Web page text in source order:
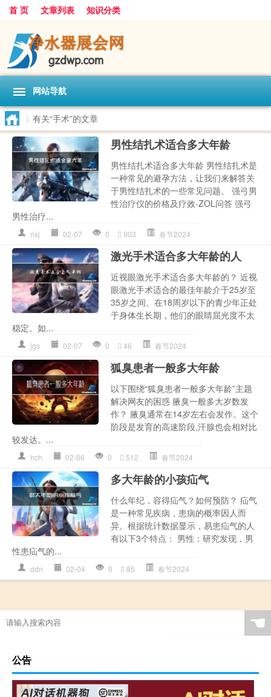
首 页 文章列表 知识分类
网站导航
> 有关“手术”的文章
男性结扎术适合多大年龄
男性结扎术适合多大年龄 男性结扎术是
一种常见的避孕方法，让我们来解答关
于男性结扎术的一些常见问题。 强弓男
性治疗仪的价格及疗效-ZOL问答 强弓
男性治疗...
nxj 02-07 0 903 春节2024
激光手术适合多大年龄的人
近视眼激光手术适合多大年龄的？ 近视
眼激光手术适合的最佳年龄介于25岁至
35岁之间。在18周岁以下的青少年正处
于身体生长期，他们的眼睛屈光度不太
稳定。如...
jgs 02-07 0 46 春节2024
狐臭患者一般多大年龄
以下围绕“狐臭患者一般多大年龄”主题
解决网友的困惑 腋臭一般多大岁数发
作？ 腋臭通常在14岁左右会发作。这个
阶段是发育的高速阶段,汗腺也会相对比
较发达。...
hch 02-06 0 512 春节2024
多大年龄的小孩疝气
什么年纪，容得疝气？如何预防？ 疝气
是一种常见疾病，患病的概率因人而
异。根据统计数据显示，易患疝气的人
有以下3个特点： 男性：研究发现，男
性患疝气的...
ddn 02-04 0 85 春节2024
☚
公告